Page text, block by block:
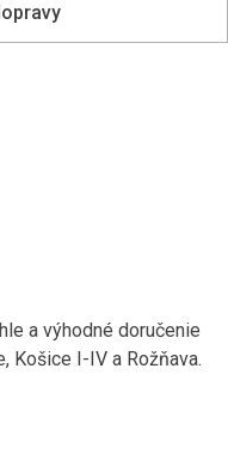
a výhodné doručenie
Košice I-IV a Rožňava.